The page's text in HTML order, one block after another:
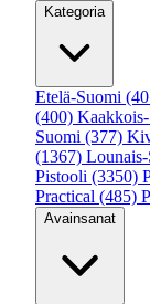
Kategoria
Etelä-Suomi
(400)
Suomi (377)
(1367)
Pistooli (3350)
Practical (485)
Avainsanat